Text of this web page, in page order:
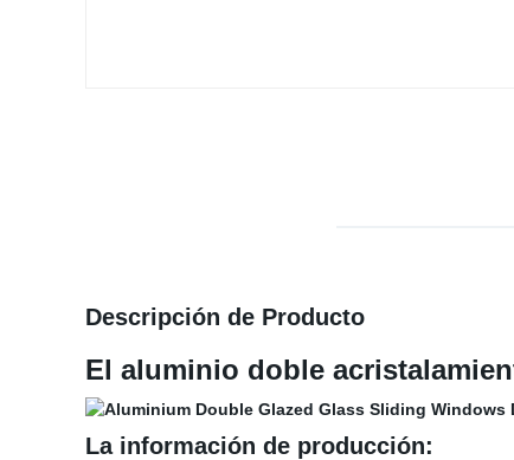
Descripción de Producto
El aluminio doble
La información de producción: